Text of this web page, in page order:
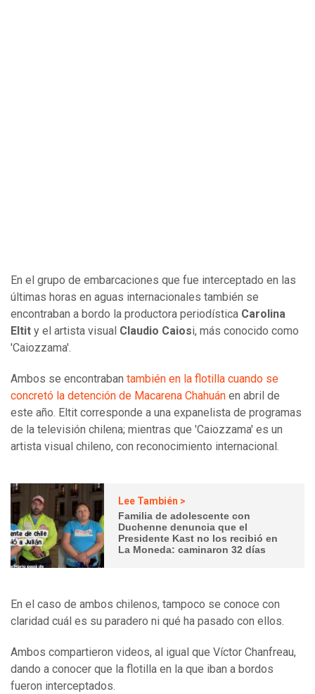
En el grupo de embarcaciones que fue interceptado en las
últimas horas en aguas internacionales también se
encontraban a bordo la productora periodística Carolina
Eltit y el artista visual Claudio Caiosi, más conocido como
'Caiozzama'.
Ambos se encontraban también en la flotilla cuando se
concretó la detención de Macarena Chahuán en abril de
este año. Eltit corresponde a una expanelista de programas
de la televisión chilena; mientras que 'Caiozzama' es un
artista visual chileno, con reconocimiento internacional.
Lee También >
Familia de adolescente con
Duchenne denuncia que el
Presidente Kast no los recibió en
La Moneda: caminaron 32 días
En el caso de ambos chilenos, tampoco se conoce con
claridad cuál es su paradero ni qué ha pasado con ellos.
Ambos compartieron videos, al igual que Víctor Chanfreau,
dando a conocer que la flotilla en la que iban a bordos
fueron interceptados.